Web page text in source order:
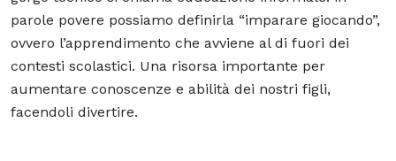
parole povere possiamo definirla “imparare giocando”,
ovvero l’apprendimento che avviene al di fuori dei
contesti scolastici. Una risorsa importante per
aumentare conoscenze e abilità dei nostri figli,
facendoli divertire.